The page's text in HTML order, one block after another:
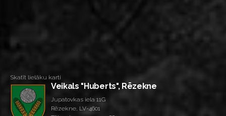
Skatīt lielāku karti
Veikals "Huberts", Rēzekne
Jupatovkas iela 11G
Rēzekne, LV-4601